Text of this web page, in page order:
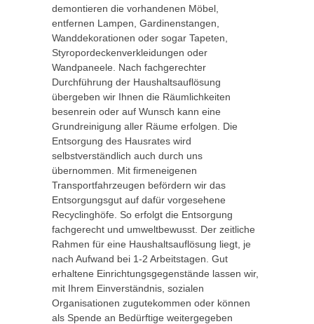
demontieren die vorhandenen Möbel,
entfernen Lampen, Gardinenstangen,
Wanddekorationen oder sogar Tapeten,
Styropordeckenverkleidungen oder
Wandpaneele. Nach fachgerechter
Durchführung der Haushaltsauflösung
übergeben wir Ihnen die Räumlichkeiten
besenrein oder auf Wunsch kann eine
Grundreinigung aller Räume erfolgen. Die
Entsorgung des Hausrates wird
selbstverständlich auch durch uns
übernommen. Mit firmeneigenen
Transportfahrzeugen befördern wir das
Entsorgungsgut auf dafür vorgesehene
Recyclinghöfe. So erfolgt die Entsorgung
fachgerecht und umweltbewusst. Der zeitliche
Rahmen für eine Haushaltsauflösung liegt, je
nach Aufwand bei 1-2 Arbeitstagen. Gut
erhaltene Einrichtungsgegenstände lassen wir,
mit Ihrem Einverständnis, sozialen
Organisationen zugutekommen oder können
als Spende an Bedürftige weitergegeben